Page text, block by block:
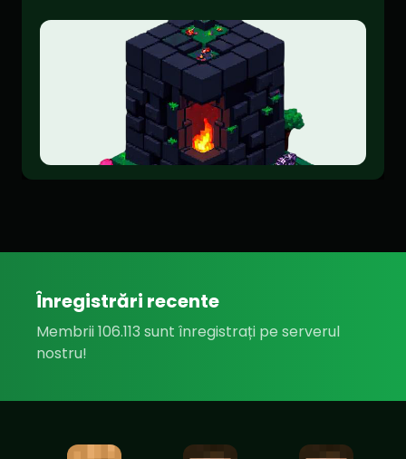
Înregistrări recente
Membrii 106.113 sunt înregistrați pe serverul
nostru!